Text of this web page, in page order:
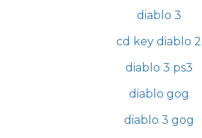
diablo 3
cd key diablo 2
diablo 3 ps3
diablo gog
diablo 3 gog